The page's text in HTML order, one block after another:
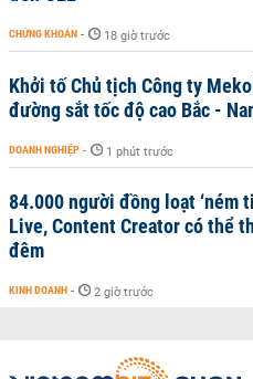
CHỨNG KHOÁN - 18 giờ trước
Khởi tố Chủ tịch Công ty
đường sắt tốc độ cao Bắc -
DOANH NGHIỆP - 1 phút trước
84.000 người đồng loạt ‘ném
Live, Content Creator có thể
đêm
KINH DOANH - 2 giờ trước